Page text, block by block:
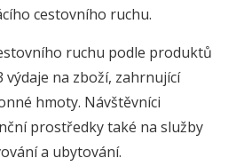
cestovního ruchu.
ruchu podle produktů
výdaje na zboží, zahrnující
hmoty. Návštěvníci
prostředky také na služby
a ubytování.